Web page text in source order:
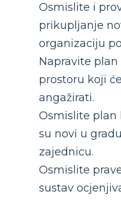
Osmislite i
prikupljanje
organizaciju
Napravite
prostoru koji
angažirati.
Osmislite plan
su novi u
zajednicu.
Osmislite
sustav